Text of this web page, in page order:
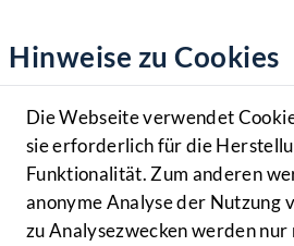
Hilfe
Benutzer
Navigationsmenü öffnen
MENÜ
Hinweise zu Cookies
Die Webseite verwendet
sie erforderlich für die
Funktionalität. Zum anderen
anonyme Analyse der Nutzung
zu Analysezwecken werden nur